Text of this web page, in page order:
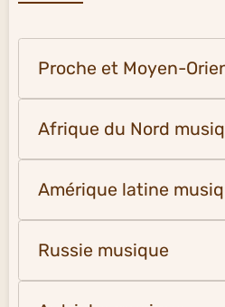
Proche et Moyen-
Afrique du Nord
Amérique latine
Russie musique